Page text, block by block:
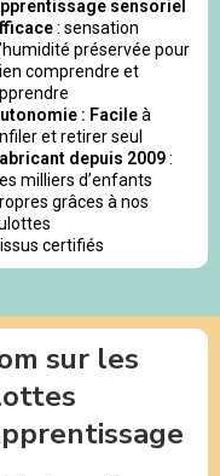
sensoriel
: sensation
préservée pour
comprendre et
: Facileà
et retirer seul
depuis 2009:
milliers d’enfants
grâces à nos
certifiés
sur les